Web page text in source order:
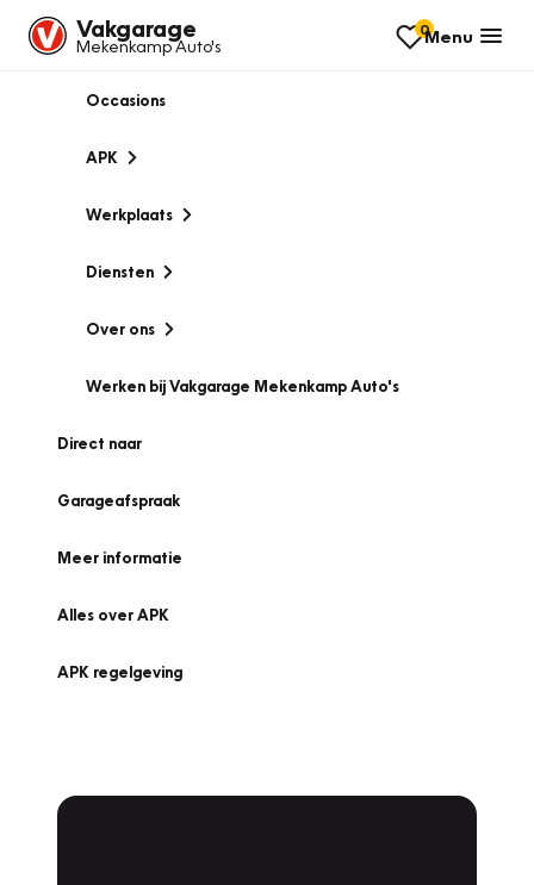
Vakgarage
Mekenkamp Auto's
0Menu
Occasions
APK
Werkplaats
Diensten
Over ons
Werken bij Vakgarage Mekenkamp Auto's
Direct naar
Garageafspraak
Meer informatie
Alles over APK
APK regelgeving